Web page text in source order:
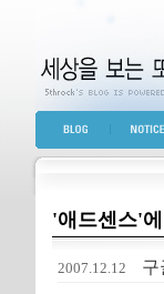
세상을
BLOG TOP NOTICE
'애드센스'
2007.12.12 구